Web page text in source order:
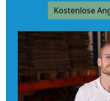
Kostenlose